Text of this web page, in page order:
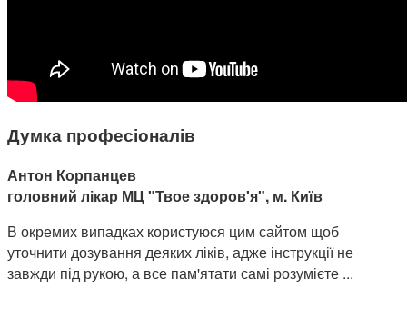
Думка професіоналів
Антон Корпанцев
головний лікар МЦ "Твое здоров'я", м. Київ
В окремих випадках користуюся цим сайтом щоб
уточнити дозування деяких ліків, адже інструкції не
завжди під рукою, а все пам'ятати самі розумієте ...